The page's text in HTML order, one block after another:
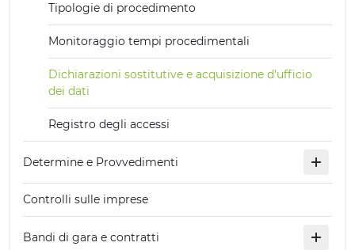
Tipologie di procedimento
Monitoraggio tempi procedimentali
Dichiarazioni sostitutive e acquisizione d'ufficio
dei dati
Registro degli accessi
Determine e Provvedimenti
Controlli sulle imprese
Bandi di gara e contratti